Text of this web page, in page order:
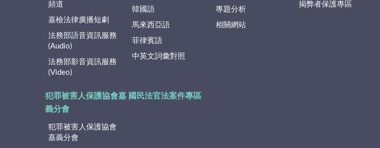
頻道
嘉檢法律廣播短劇
法務部語音資訊服務
(Audio)
法務部影音資訊服務
(Video)
韓國語
馬來西亞語
菲律賓語
中英文詞彙對照
專題分析
相關網站
揭弊者保護專區
犯罪被害人保護協會嘉
義分會
犯罪被害人保護協會
嘉義分會
國民法官法案件專區